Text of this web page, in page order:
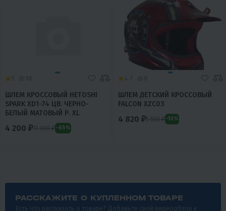
ШЛЕМ КРОССОВЫЙ HETOSHI
SPARK XD1-74 ЦВ. ЧЕРНО-
БЕЛЫЙ МАТОВЫЙ Р. XL
4 200 ₽11 900 ₽ -65%
ШЛЕМ ДЕТСКИЙ КРОССОВЫЙ
FALCON XZС03
4 820 ₽5 550 ₽ -13%
РАССКАЖИТЕ О КУПЛЕННОМ ТОВАРЕ
Есть что рассказать о товаре? Добавьте свой видеообзор к